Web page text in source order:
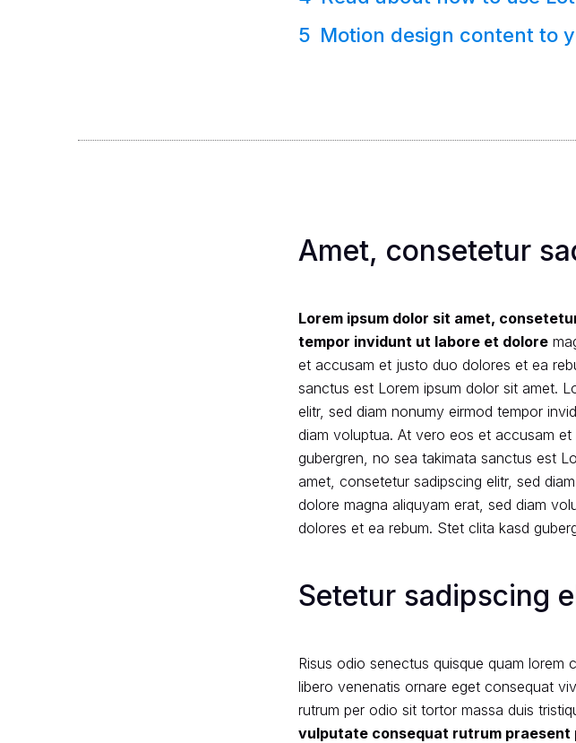
Motion design content to
Amet, consetetur
Lorem ipsum dolor sit amet,
tempor invidunt ut labore et dolore
et accusam et justo duo dolores et ea
sanctus est Lorem ipsum dolor sit amet.
elitr, sed diam nonumy eirmod tempor
diam voluptua. At vero eos et accusam
gubergren, no sea takimata sanctus est
amet, consetetur sadipscing elitr, sed
dolore magna aliquyam erat, sed diam
dolores et ea rebum. Stet clita kasd
Setetur sadipscing
Risus odio senectus quisque quam
libero venenatis ornare eget consequat
rutrum per odio sit tortor massa duis
vulputate consequat rutrum